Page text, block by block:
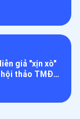
giả "xịn xò"
thảo TMĐT